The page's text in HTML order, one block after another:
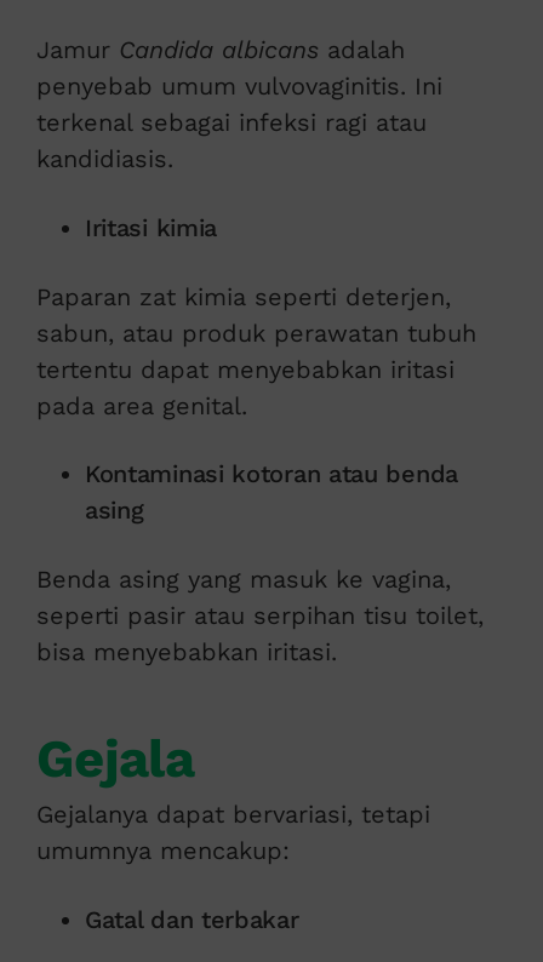
Jamur Candida albicans adalah
penyebab umum vulvovaginitis. Ini
terkenal sebagai infeksi ragi atau
kandidiasis.
Iritasi kimia
Paparan zat kimia seperti deterjen,
sabun, atau produk perawatan tubuh
tertentu dapat menyebabkan iritasi
pada area genital.
Kontaminasi kotoran atau benda
asing
Benda asing yang masuk ke vagina,
seperti pasir atau serpihan tisu toilet,
bisa menyebabkan iritasi.
Gejala
Gejalanya dapat bervariasi, tetapi
umumnya mencakup:
Gatal dan terbakar